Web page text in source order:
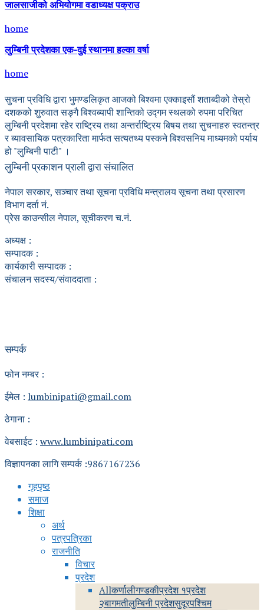
जालसाजीको अभियोगमा वडाध्यक्ष पक्राउ
home
लुम्बिनी प्रदेशका एक-दुई स्थानमा हल्का वर्षा
home
सुचना प्रविधि द्वारा भुमण्डलिकृत आजको बिश्वमा एक्काइसौं शताब्दीको तेस्रो
दशकको शुरुवात सङ्गै बिश्वब्यापी शान्तिको उद्गम स्थलको रुपमा परिचित
लुम्बिनी प्रदेशमा रहेर राष्ट्रिय तथा अन्तर्राष्ट्रिय बिषय तथा सुचनाहरु स्वतन्त्र
र ब्यावसायिक पत्रकारिता मार्फत सत्यतथ्य पस्कने बिश्वसनिय माध्यमको पर्याय
हो "लुम्बिनी पाटी" ।
लुम्बिनी प्रकाशन प्राली द्वारा संचालित
नेपाल सरकार, सञ्चार तथा सूचना प्रविधि मन्त्रालय सूचना तथा प्रसारण
विभाग दर्ता नं.
प्रेस काउन्सील नेपाल, सूचीकरण च.नं.
अध्यक्ष :
सम्पादक :
कार्यकारी सम्पादक :
संचालन सदस्य/संवाददाता :
सम्पर्क
फोन नम्बर :
ईमेल : lumbinipati@gmail.com
ठेगाना :
वेबसाईट : www.lumbinipati.com
विज्ञापनका लागि सम्पर्क :9867167236
गृहपृष्ठ
समाज
शिक्षा
अर्थ
पत्रपत्रिका
राजनीति
विचार
प्रदेश
Allकर्णालीगण्डकीप्रदेश १प्रदेश
२बागमतीलुम्बिनी प्रदेशसुदूरपश्चिम